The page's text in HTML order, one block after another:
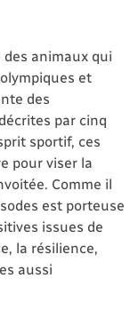
animaux qui
et
des
par cinq
sportif, ces
pour viser la
Comme il
est porteuse
issues de
la résilience,
aussi